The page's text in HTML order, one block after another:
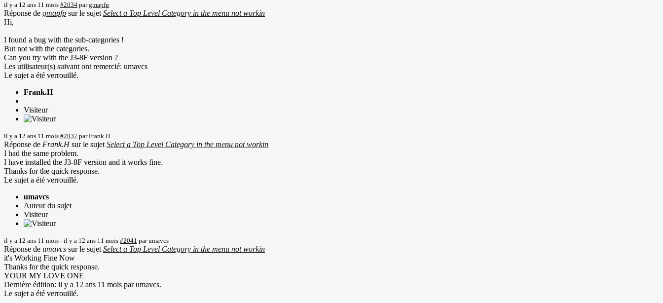
il y a 12 ans 11 mois #2034 pargmapfp
Réponse de gmapfp sur le sujet Select a Top Level Category in the menu not workin
Hi,
I found a bug with the sub-categories !
But not with the categories.
Can you try with the J3-8F version ?
Les utilisateur(s) suivant ont remercié: umavcs
Le sujet a été verrouillé.
Frank.H
Visiteur
il y a 12 ans 11 mois #2037 parFrank.H
Réponse de Frank.Hsur le sujet Select a Top Level Category in the menu not workin
I had the same problem.
I have installed the J3-8F version and it works fine.
Thanks for the quick response.
Le sujet a été verrouillé.
umavcs
Auteur du sujet
Visiteur
il y a 12 ans 11 mois - il y a 12 ans 11 mois #2041 parumavcs
Réponse de umavcs sur le sujet Select a Top Level Category in the menu not workin
it's Working Fine Now
Thanks for the quick response.
YOUR MY LOVE ONE
Dernière édition: il y a 12 ans 11 mois parumavcs.
Le sujet a été verrouillé.